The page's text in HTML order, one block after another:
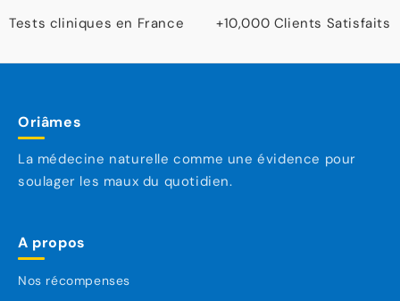
Tests cliniques en France +10,000 Clients Satisfaits
Oriâmes
La médecine naturelle comme une évidence pour
soulager les maux du quotidien.
A propos
Nos récompenses